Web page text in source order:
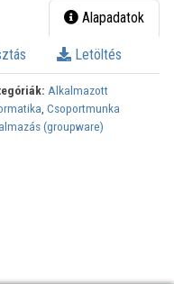
Alapadatok
Letöltés
Alkalmazott
, Csoportmunka
(groupware)